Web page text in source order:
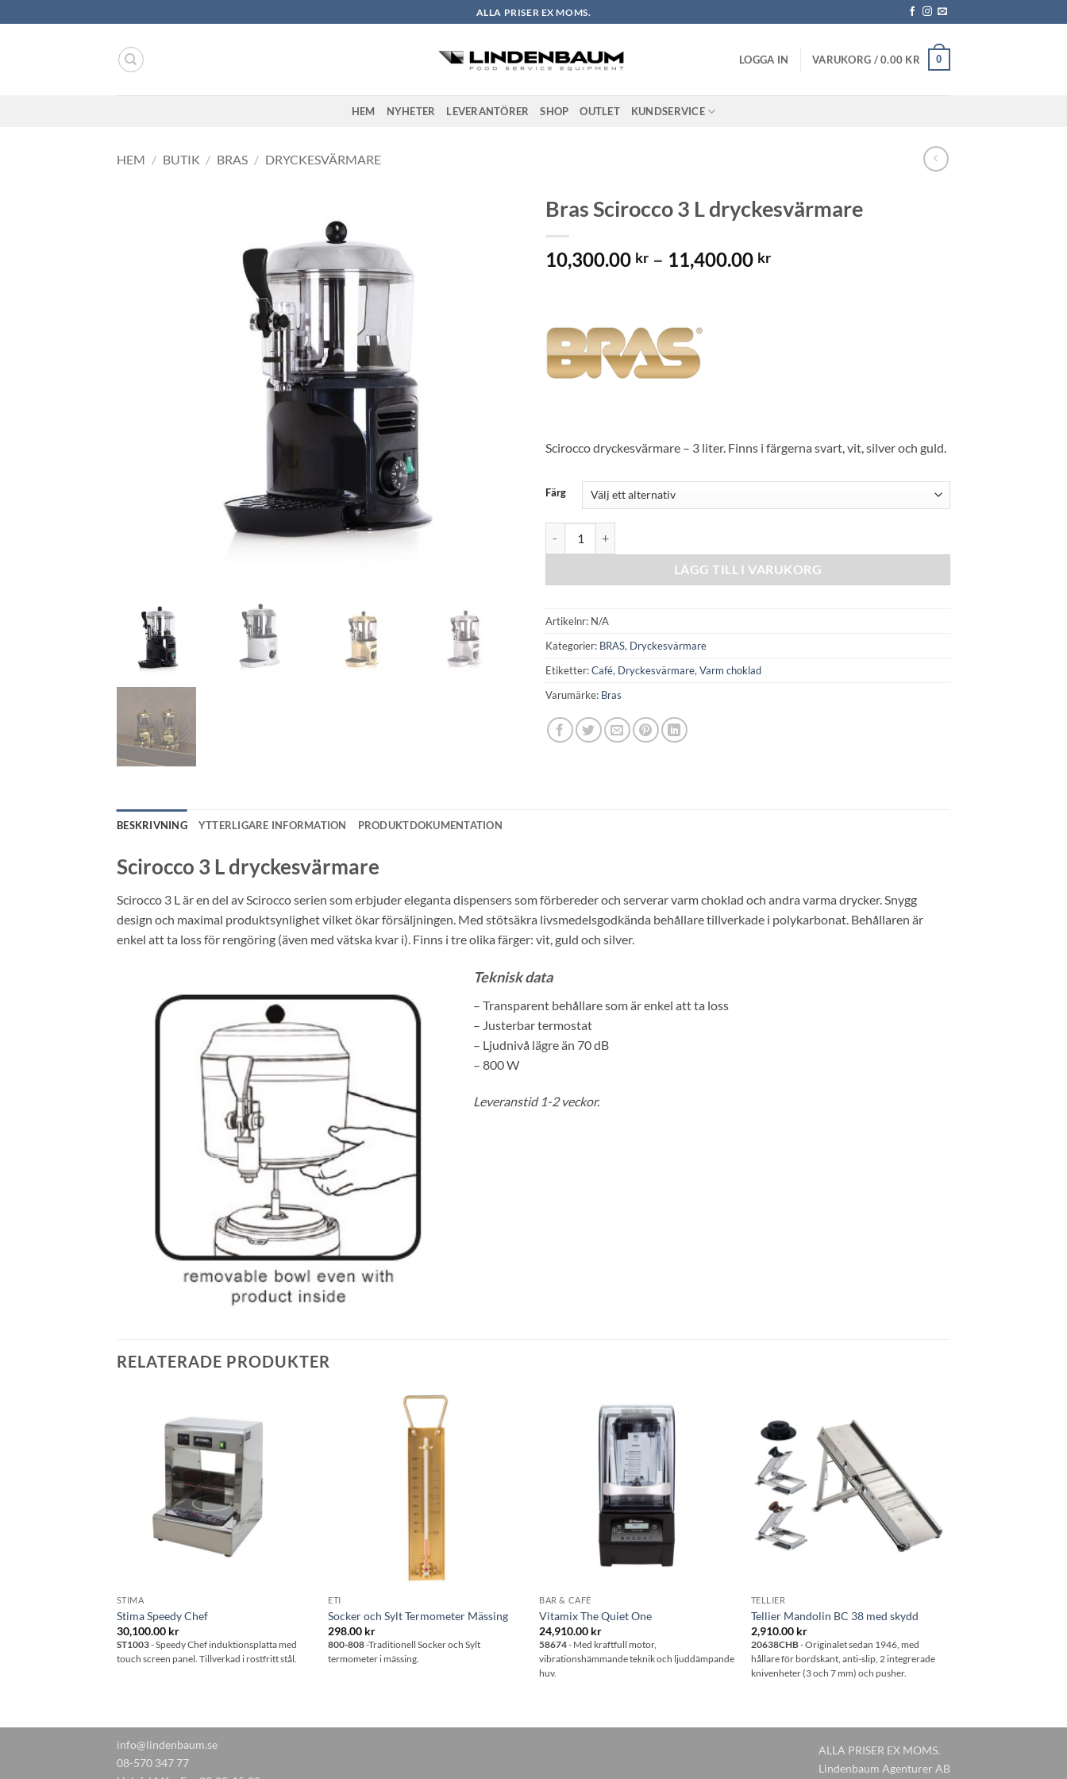
to
ALLA PRISER EX MOMS.
LOGGA IN VARUKORG /0.00 KR 0
HEM NYHETER LEVERANTÖRER SHOP OUTLET KUNDSERVICE
HEM / BUTIK / BRAS / DRYCKESVÄRMARE
Bras Scirocco 3 L dryckesvärmare
10,300.00 kr – 11,400.00 krPrisintervall:
Scirocco dryckesvärmare – 3 liter. Finns i färgerna svart, vit, silver och guld.
Färg
LÄGG TILL I VARUKORG
Artikelnr: N/A
Kategorier: BRAS, Dryckesvärmare
Etiketter:Café, Dryckesvärmare, Varm choklad
Varumärke: Bras
BESKRIVNING YTTERLIGARE INFORMATION PRODUKTDOKUMENTATION
Scirocco 3 L dryckesvärmare
Scirocco 3 L är en del av Scirocco serien som erbjuder eleganta dispensers som förbereder och serverar varm choklad och andra varma drycker. Snygg
design och maximal produktsynlighet vilket ökar försäljningen. Med stötsäkra livsmedelsgodkända behållare tillverkade i polykarbonat. Behållaren är
enkel att ta loss för rengöring (även med vätska kvar i). Finns i tre olika färger: vit, guld och silver.
Teknisk data
– Transparent behållare som är enkel att ta loss
– Justerbar termostat
– Ljudnivå lägre än 70 dB
– 800 W
Leveranstid 1-2 veckor.
RELATERADE PRODUKTER
STIMA
Stima Speedy Chef
30,100.00 kr
ST1003- Speedy Chef induktionsplatta med
touch screen panel. Tillverkad i rostfritt stål.
ETI
Socker och Sylt Termometer Mässing
298.00 kr
800-808-Traditionell Socker och Sylt
termometer i mässing.
BAR & CAFÉ
Vitamix The Quiet One
24,910.00 kr
58674- Med kraftfull motor,
vibrationshämmande teknik och ljuddämpande
huv.
TELLIER
Tellier Mandolin BC 38 med skydd
2,910.00 kr
20638CHB- Originalet sedan 1946, med
hållare för bordskant, anti-slip, 2 integrerade
knivenheter (3 och 7 mm) och pusher.
ALLA PRISER EX MOMS.
Lindenbaum Agenturer AB
info@lindenbaum.se
08-570 347 77